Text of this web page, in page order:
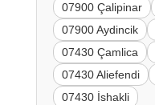
07900 Çalipinar
07900 Aydincik
07430 Çamlica
07430 Aliefendi
07430 İshakli